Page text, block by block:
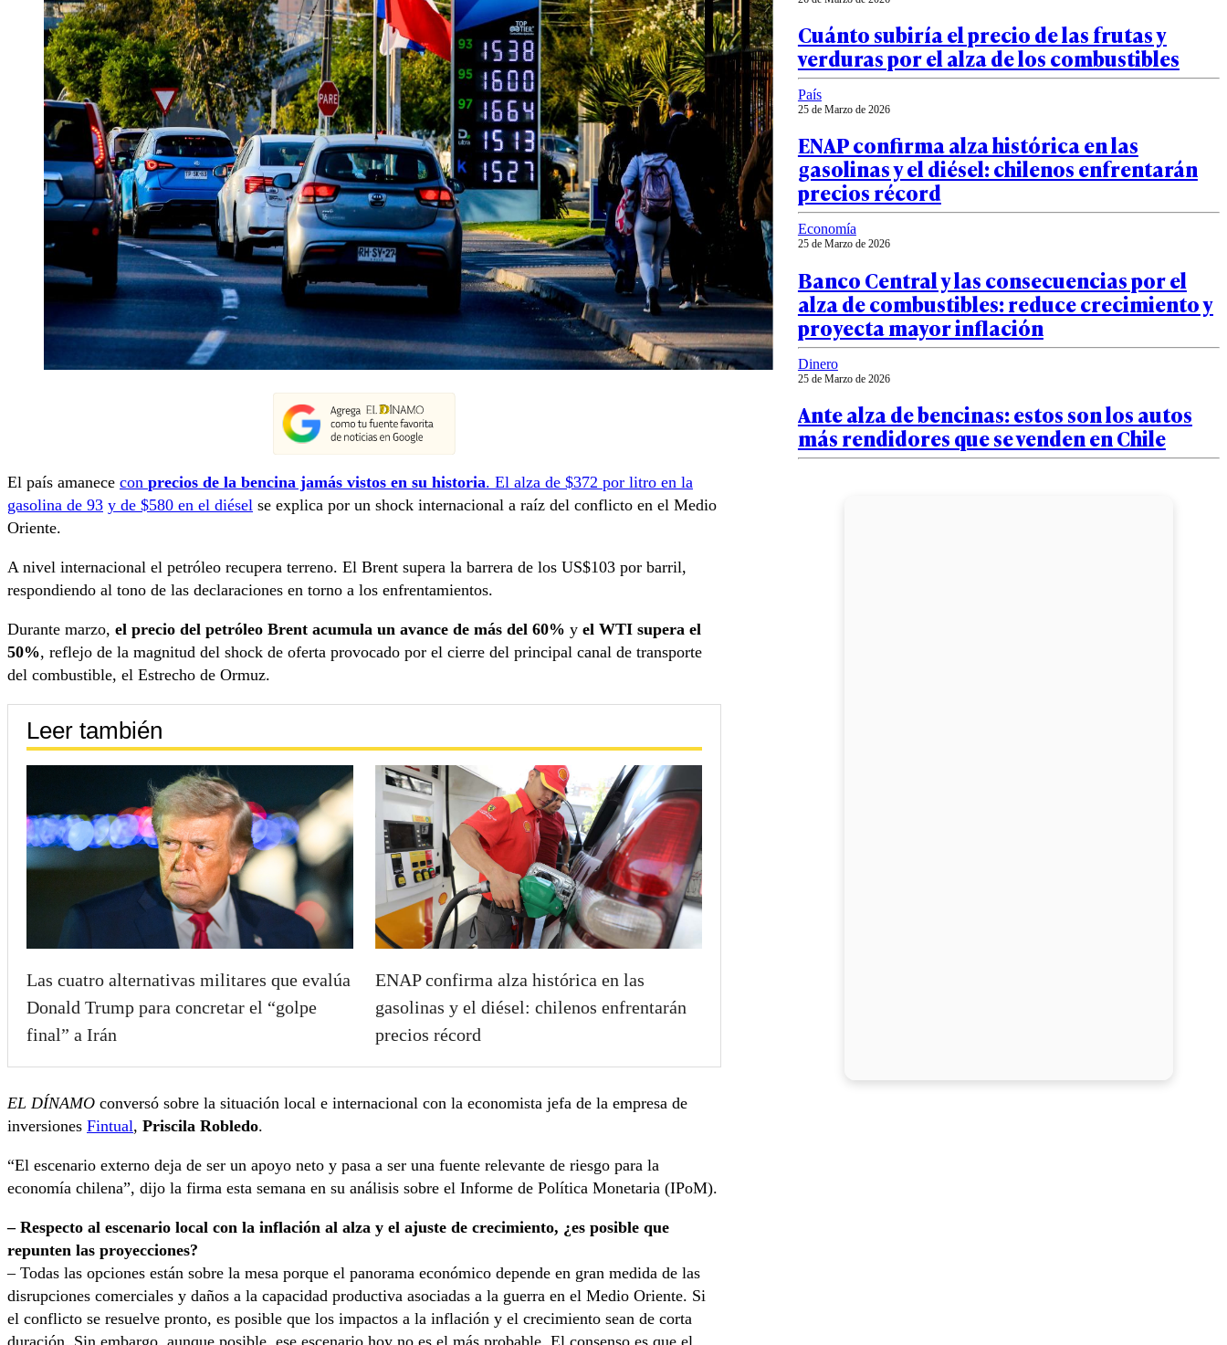
El país amanece con precios de la bencina jamás vistos en su historia. El alza de $372 por litro en la
gasolina de 93 y de $580 en el diésel se explica por un shock internacional a raíz del conflicto en el Medio
Oriente.
A nivel internacional el petróleo recupera terreno. El Brent supera la barrera de los US$103 por barril,
respondiendo al tono de las declaraciones en torno a los enfrentamientos.
Durante marzo, el precio del petróleo Brent acumula un avance de más del 60% y el WTI supera el
50%, reflejo de la magnitud del shock de oferta provocado por el cierre del principal canal de transporte
del combustible, el Estrecho de Ormuz.
Leer también
Las cuatro alternativas militares que evalúa
Donald Trump para concretar el “golpe
final” a Irán
ENAP confirma alza histórica en las
gasolinas y el diésel: chilenos enfrentarán
precios récord
EL DÍNAMO conversó sobre la situación local e internacional con la economista jefa de la empresa de
inversiones Fintual, Priscila Robledo.
“El escenario externo deja de ser un apoyo neto y pasa a ser una fuente relevante de riesgo para la
economía chilena”, dijo la firma esta semana en su análisis sobre el Informe de Política Monetaria (IPoM).
– Respecto al escenario local con la inflación al alza y el ajuste de crecimiento, ¿es posible que
repunten las proyecciones?
– Todas las opciones están sobre la mesa porque el panorama económico depende en gran medida de las
disrupciones comerciales y daños a la capacidad productiva asociadas a la guerra en el Medio Oriente. Si
el conflicto se resuelve pronto, es posible que los impactos a la inflación y el crecimiento sean de corta
Cuánto subiría el precio de las frutas y
verduras por el alza de los combustibles
País
25 de Marzo de 2026
ENAP confirma alza histórica en las
gasolinas y el diésel: chilenos enfrentarán
precios récord
Economía
25 de Marzo de 2026
Banco Central y las consecuencias por el
alza de combustibles: reduce crecimiento y
proyecta mayor inflación
Dinero
25 de Marzo de 2026
Ante alza de bencinas: estos son los autos
más rendidores que se venden en Chile